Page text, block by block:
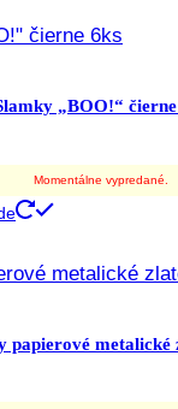
„BOO!“
Momentálne vypredané.
papierové metalické